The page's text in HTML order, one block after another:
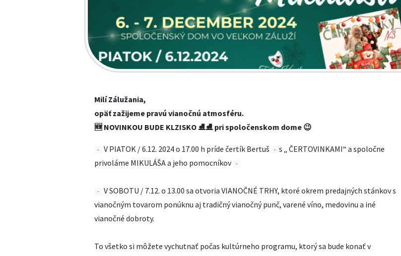
Milí Zálužania,
opäť zažijeme pravú vianočnú atmosféru.
🆕️ NOVINKOU BUDE KLZISKO ⛸⛸ pri spoločenskom dome 😉
V PIATOK / 6.12. 2024 o 17.00 h príde čertík Bertuš
s „ ČERTOVINKAMI“ a spoločne
privoláme MIKULÁŠA a jeho pomocníkov
V SOBOTU / 7.12. o 13.00 sa otvoria VIANOČNÉ TRHY, ktoré okrem predajných stánkov s
vianočným tovarom ponúknu aj tradičný vianočný punč, varené víno, medovinu a iné
vianočné dobroty.
To všetko si môžete vychutnať počas kultúrneho programu, ktorý sa bude konať v